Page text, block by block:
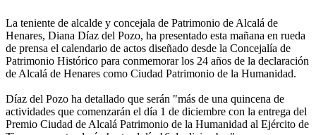
La teniente de alcalde y concejala de Patrimonio de Alcalá de
Henares, Diana Díaz del Pozo, ha presentado esta mañana en rueda
de prensa el calendario de actos diseñado desde la Concejalía de
Patrimonio Histórico para conmemorar los 24 años de la declaración
de Alcalá de Henares como Ciudad Patrimonio de la Humanidad.
Díaz del Pozo ha detallado que serán "más de una quincena de
actividades que comenzarán el día 1 de diciembre con la entrega del
Premio Ciudad de Alcalá Patrimonio de la Humanidad al Ejército de